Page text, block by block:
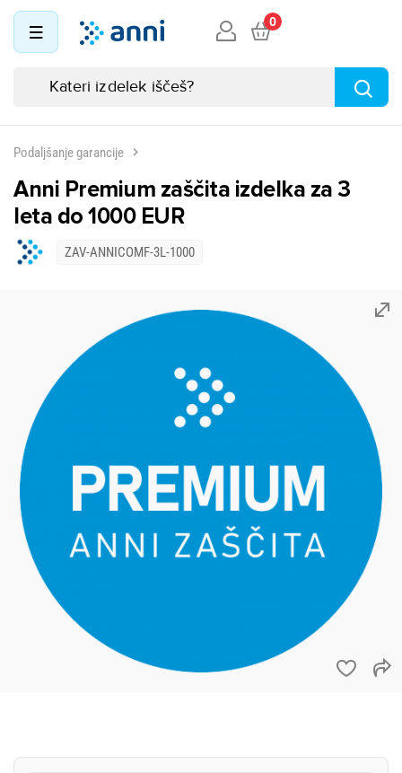
0
Podaljšanje garancije
Anni Premium zaščita izdelka za 3
leta do 1000 EUR
ZAV-ANNICOMF-3L-1000